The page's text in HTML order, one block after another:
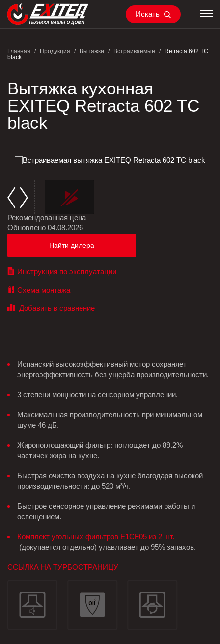
Искать
Главная / Продукция / Вытяжки / Встраиваемые /
Retracta 602 TС
black
Вытяжка кухонная
EXITEQ Retracta 602 TС
black
Рекомендованная цена
Обновлено 04.08.2026
Найти дилера
Инструкция по эксплуатации
Схема монтажа
Испанский высокоэффективный мотор сохраняет
энергоэффективность без ущерба производительности.
3 степени мощности на сенсорном управлении.
Максимальная производительность при минимальном
шуме 46 дБ.
Жиропоглощающий фильтр: поглощает до 89.2%
частичек жира на кухне.
Быстрая очистка воздуха на кухне благодаря высокой
производительности: до 520 м³/ч.
Быстрое сенсорное управление режимами работы и
освещением.
Комплект угольных фильтров E1CF05 из 2 шт.
(докупается отдельно) улавливает до 95% запахов.
ССЫЛКА НА ТУРБОСТРАНИЦУ